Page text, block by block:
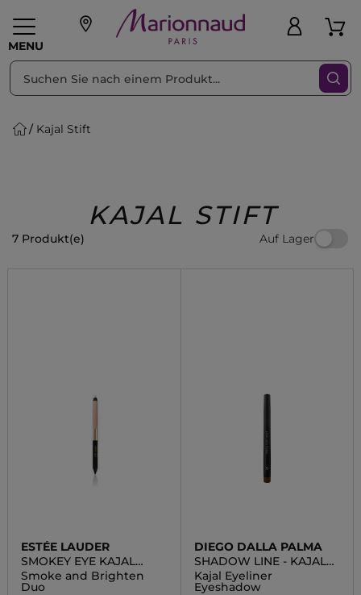
MENU
Geschenke
Kajal Stift
KAJAL STIFT
7 Produkt(e) Auf Lager
sortieren nach Filter
ESTÉE LAUDER
SMOKEY EYE KAJAL
LINER
Smoke and Brighten
Duo
DIEGO DALLA PALMA
SHADOW LINE - KAJAL
EYELINER EYESHADOW
Kajal Eyeliner
Eyeshadow